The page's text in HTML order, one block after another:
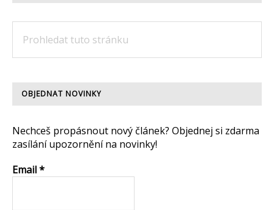
tuto
stránku
OBJEDNAT NOVINKY
Nechceš propásnout nový článek? Objednej si zdarma
zasílání upozornění na novinky!
Email*